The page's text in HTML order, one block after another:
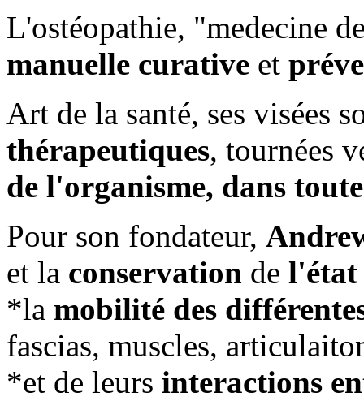
L'ostéopathie, "medecine
manuelle curative et
Art de la santé, ses visées
thérapeutiques, tournées
de l'organisme, dans
Pour son fondateur,
et la conservation de l'état
*la mobilité des
fascias, muscles,
*et de leurs interactions